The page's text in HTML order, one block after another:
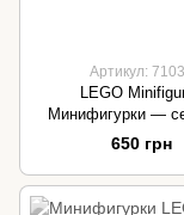
Артикул:
LEGO
Минифигурки —
71034
650 грн